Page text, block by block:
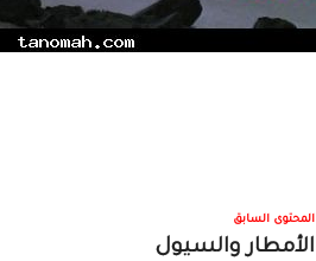
المحتوى السابق
الأمطار والسيول